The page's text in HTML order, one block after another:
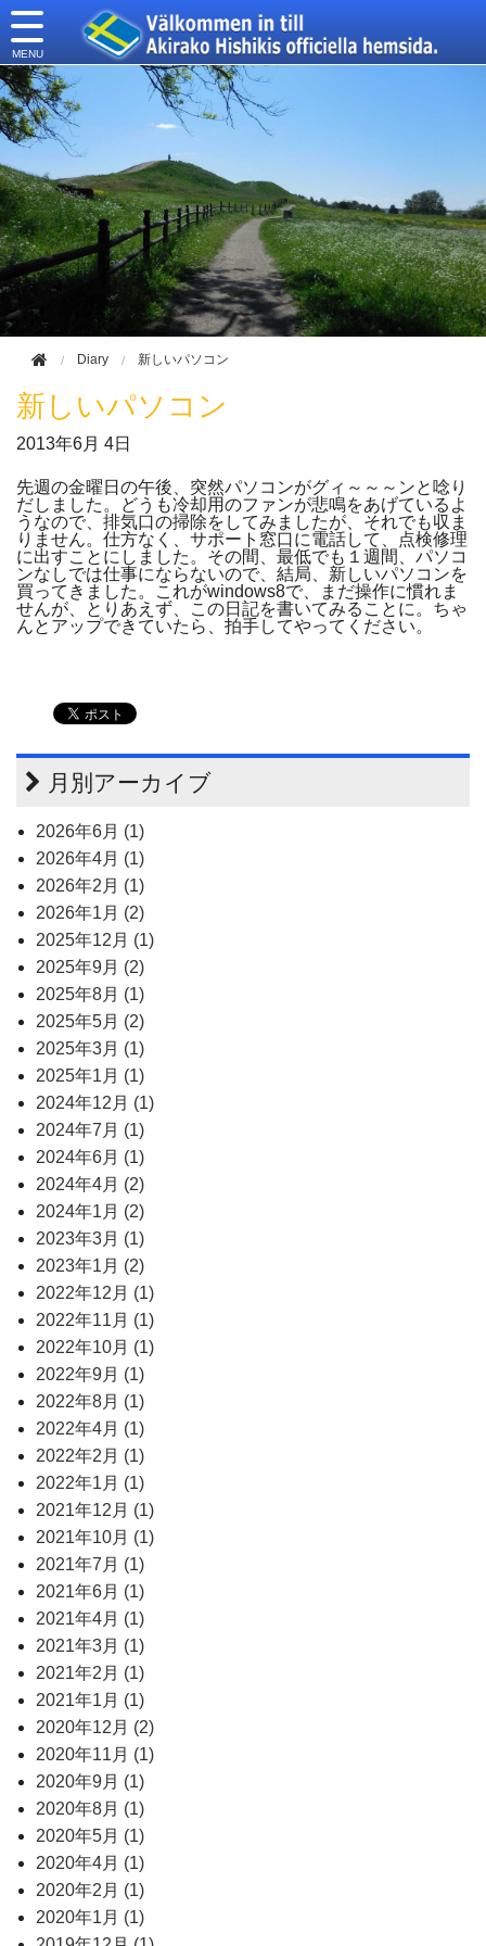
Diary 新しいパソコン
新しいパソコン
2013年6月 4日
先週の金曜日の午後、突然パソコンがグィ～～～ンと唸り
だしました。どうも冷却用のファンが悲鳴をあげているよ
うなので、排気口の掃除をしてみましたが、それでも収ま
りません。仕方なく、サポート窓口に電話して、点検修理
に出すことにしました。その間、最低でも１週間、パソコ
ンなしでは仕事にならないので、結局、新しいパソコンを
買ってきました。これがwindows8で、まだ操作に慣れま
せんが、とりあえず、この日記を書いてみることに。ちゃ
んとアップできていたら、拍手してやってください。
月別アーカイブ
2026年6月 (1)
2026年4月 (1)
2026年2月 (1)
2026年1月 (2)
2025年12月 (1)
2025年9月 (2)
2025年8月 (1)
2025年5月 (2)
2025年3月 (1)
2025年1月 (1)
2024年12月 (1)
2024年7月 (1)
2024年6月 (1)
2024年4月 (2)
2024年1月 (2)
2023年3月 (1)
2023年1月 (2)
2022年12月 (1)
2022年11月 (1)
2022年10月 (1)
2022年9月 (1)
2022年8月 (1)
2022年4月 (1)
2022年2月 (1)
2022年1月 (1)
2021年12月 (1)
2021年10月 (1)
2021年7月 (1)
2021年6月 (1)
2021年4月 (1)
2021年3月 (1)
2021年2月 (1)
2021年1月 (1)
2020年12月 (2)
2020年11月 (1)
2020年9月 (1)
2020年8月 (1)
2020年5月 (1)
2020年4月 (1)
2020年2月 (1)
2020年1月 (1)